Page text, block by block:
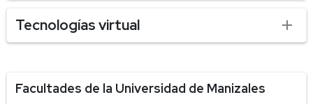
Tecnologías virtual
Facultades de la Universidad de Manizales